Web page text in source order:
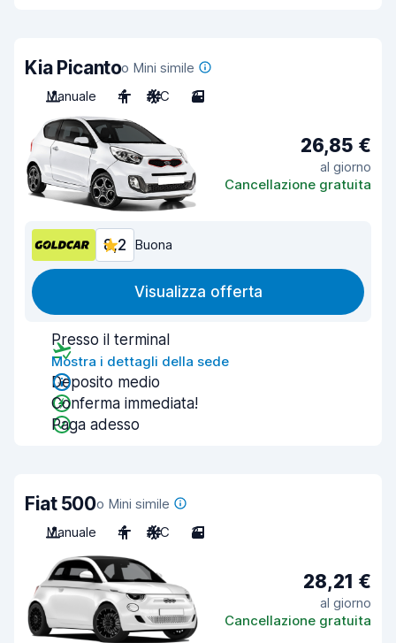
Kia Picantoo Mini simile
Manuale
4 A/C 3
26,85 €
al giorno
Cancellazione gratuita
8,2 Buona
Visualizza offerta
Presso il terminal
Mostra i dettagli della sede
Deposito medio
Conferma immediata!
Paga adesso
Fiat 500o Mini simile
Manuale
4 A/C 3
28,21 €
al giorno
Cancellazione gratuita